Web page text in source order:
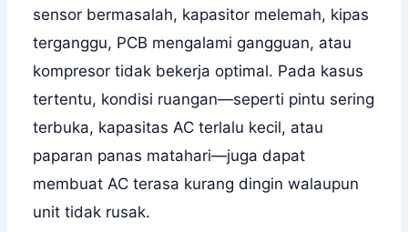
sensor bermasalah, kapasitor melemah, kipas
terganggu, PCB mengalami gangguan, atau
kompresor tidak bekerja optimal. Pada kasus
tertentu, kondisi ruangan—seperti pintu sering
terbuka, kapasitas AC terlalu kecil, atau
paparan panas matahari—juga dapat
membuat AC terasa kurang dingin walaupun
unit tidak rusak.